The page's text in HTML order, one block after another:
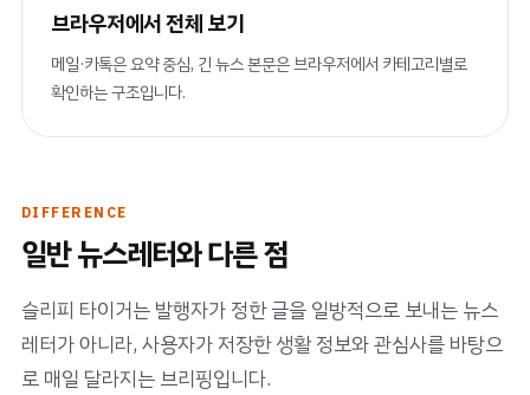
브라우저에서 전체 보기
메일·카톡은 요약 중심, 긴 뉴스 본문은 브라우저에서 카테고리별로
확인하는 구조입니다.
DIFFERENCE
일반 뉴스레터와 다른 점
슬리피 타이거는 발행자가 정한 글을 일방적으로 보내는 뉴스
레터가 아니라, 사용자가 저장한 생활 정보와 관심사를 바탕으
로 매일 달라지는 브리핑입니다.